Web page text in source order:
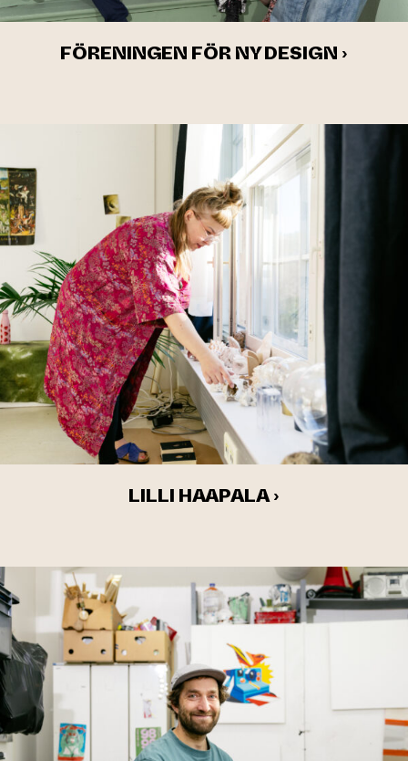
FÖRENINGEN FÖR NY DESIGN ›
LILLI HAAPALA ›